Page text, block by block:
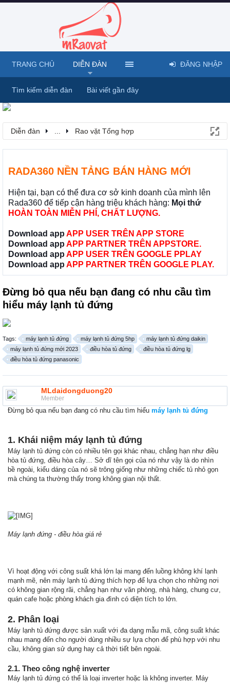
Diễn đàn Rao vặt Tổng hợp
RADA360 NỀN TẢNG BÁN HÀNG MỚI
Hiện tại, bạn có thể đưa cơ sở kinh doanh của mình lên
Rada360 để tiếp cận hàng triệu khách hàng: Mọi thứ
HOÀN TOÀN MIỄN PHÍ, CHẤT LƯỢNG.
Download app APP USER TRÊN APP STORE
Download app APP PARTNER TRÊN APPSTORE.
Download app APP USER TRÊN GOOGLE PPLAY
Download app APP PARTNER TRÊN GOOGLE PLAY.
Đừng bỏ qua nếu bạn đang có nhu cầu tìm
hiểu máy lạnh tủ đứng
Tags: máy lạnh tủ đứng máy lạnh tủ đứng 5hp
máy lạnh tủ đứng daikin
máy lạnh tủ đứng mới 2023
điều hòa tủ đứng
điều hòa tủ đứng lg
điều hòa tủ đứng panasonic
MLdaidongduong20
Member
Đừng bỏ qua nếu bạn đang có nhu cầu tìm hiểu máy lạnh tủ đứng
1. Khái niệm máy lạnh tủ đứng
Máy lạnh tủ đứng còn có nhiều tên gọi khác nhau, chẳng hạn như điều
hòa tủ đứng, điều hòa cây… Sở dĩ tên gọi của nó như vậy là do nhìn
bề ngoài, kiểu dáng của nó sẽ trông giống như những chiếc tủ nhỏ gọn
mà chúng ta thường thấy trong không gian nội thất.
Máy lạnh đứng - điều hòa giá rẻ
Vì hoạt động với công suất khá lớn lại mang đến luồng không khí lạnh
mạnh mẽ, nên máy lạnh tủ đứng thích hợp để lựa chọn cho những nơi
có không gian rộng rãi, chẳng hạn như văn phòng, nhà hàng, chung cư,
quán cafe hoặc phòng khách gia đình có diện tích to lớn.
2. Phân loại
Máy lạnh tủ đứng được sản xuất với đa dạng mẫu mã, công suất khác
nhau mang đến cho người dùng nhiều sự lựa chọn để phù hợp với nhu
cầu, không gian sử dụng hay cả thời tiết bên ngoài.
2.1. Theo công nghệ inverter
Máy lạnh tủ đứng có thể là loại inverter hoặc là không inverter. Máy
TRANG CHỦ DIỄN ĐÀN
Tìm kiếm diễn đàn Bài viết gần đây
ĐĂNG NHẬP